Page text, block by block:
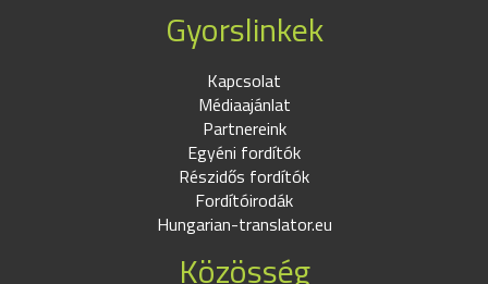
Gyorslinkek
Kapcsolat
Médiaajánlat
Partnereink
Egyéni fordítók
Részidős fordítók
Fordítóirodák
Hungarian-translator.eu
Közösség